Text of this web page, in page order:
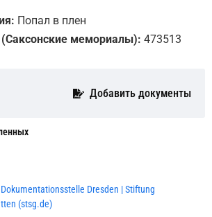
Попал в плен
мемориалы): 473513
Добавить документы
Dresden | Stiftung
(stsg.de)